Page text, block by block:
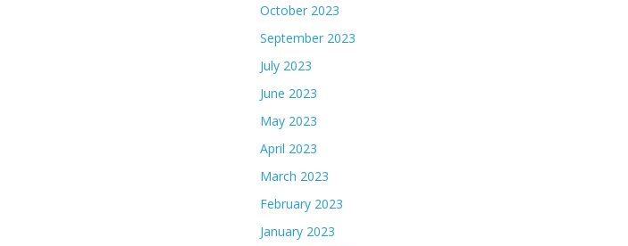
October 2023
September 2023
July 2023
June 2023
May 2023
April 2023
March 2023
February 2023
January 2023